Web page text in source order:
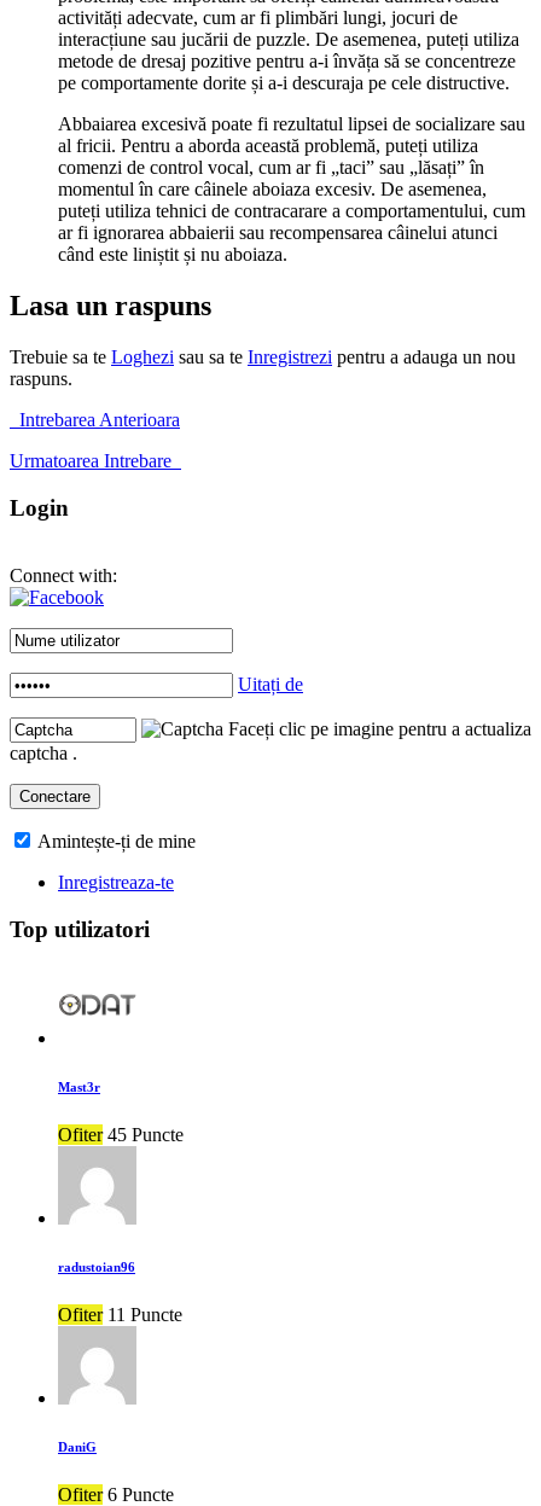
activități adecvate, cum ar fi plimbări lungi, jocuri de
interacțiune sau jucării de puzzle. De asemenea, puteți utiliza
metode de dresaj pozitive pentru a-i învăța să se concentreze
pe comportamente dorite și a-i descuraja pe cele distructive.
Abbaiarea excesivă poate fi rezultatul lipsei de socializare sau
al fricii. Pentru a aborda această problemă, puteți utiliza
comenzi de control vocal, cum ar fi „taci” sau „lăsați” în
momentul în care câinele aboiaza excesiv. De asemenea,
puteți utiliza tehnici de contracarare a comportamentului, cum
ar fi ignorarea abbaierii sau recompensarea câinelui atunci
când este liniștit și nu aboiaza.
Lasa un raspuns
Trebuie sa te Loghezi sau sa te Inregistrezi pentru a adauga un nou
raspuns.
Intrebarea Anterioara
Urmatoarea Intrebare
Login
Connect with:
Uitați de
Faceți clic pe imagine pentru a actualiza
captcha .
Amintește-ți de mine
Inregistreaza-te
Top utilizatori
Mast3r
Ofiter 45 Puncte
radustoian96
Ofiter 11 Puncte
DaniG
Ofiter 6 Puncte